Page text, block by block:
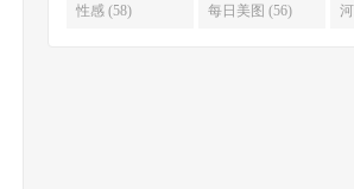
性感 (58) 每日美图 (56)